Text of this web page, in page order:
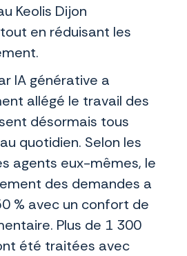
Keolis Dijon
en réduisant les
IA générative a
allégé le travail des
désormais tous
quotidien. Selon les
agents eux-mêmes, le
des demandes a
% avec un confort de
Plus de 1 300
été traitées avec